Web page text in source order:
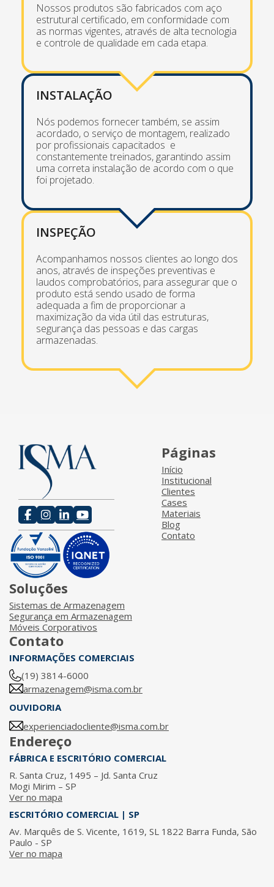
Nossos produtos são fabricados com aço
estrutural certificado, em conformidade com
as normas vigentes, através de alta tecnologia
e controle de qualidade em cada etapa.
INSTALAÇÃO
Nós podemos fornecer também, se assim
acordado, o serviço de montagem, realizado
por profissionais capacitados e
constantemente treinados, garantindo assim
uma correta instalação de acordo com o que
foi projetado.
INSPEÇÃO
Acompanhamos nossos clientes ao longo dos
anos, através de inspeções preventivas e
laudos comprobatórios, para assegurar que o
produto está sendo usado de forma
adequada a fim de proporcionar a
maximização da vida útil das estruturas,
segurança das pessoas e das cargas
armazenadas.
Páginas
Início
Institucional
Clientes
Cases
Materiais
Blog
Contato
Soluções
Sistemas de Armazenagem
Segurança em Armazenagem
Móveis Corporativos
Contato
INFORMAÇÕES COMERCIAIS
(19) 3814-6000
armazenagem@isma.com.br
OUVIDORIA
experienciadocliente@isma.com.br
Endereço
FÁBRICA E ESCRITÓRIO COMERCIAL
R. Santa Cruz, 1495 – Jd. Santa Cruz
Mogi Mirim – SP
Ver no mapa
ESCRITÓRIO COMERCIAL | SP
Av. Marquês de S. Vicente, 1619, SL 1822 Barra Funda, São
Paulo - SP
Ver no mapa